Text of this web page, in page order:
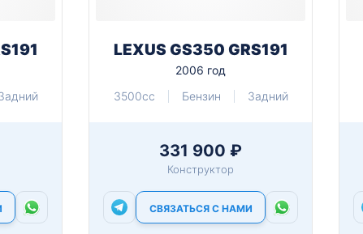
LEXUS GS350 GRS191
2006 год
3500cc
Бензин Задний
331 900 ₽
Конструктор
СВЯЗАТЬСЯ С НАМИ